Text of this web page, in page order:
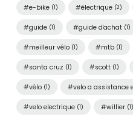
#e-bike (1) #électrique (2)
#guide (1) #guide d'achat (1)
#meilleur vélo (1) #mtb (1)
#santa cruz (1) #scott (1)
#vélo (1) #velo a assistance
#velo electrique (1) #willier (1)